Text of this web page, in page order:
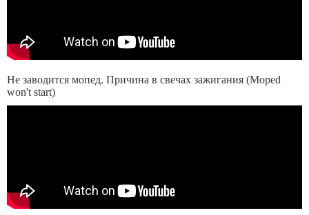
Не заводится мопед. Причина в свечах зажигания (Moped
won't start)